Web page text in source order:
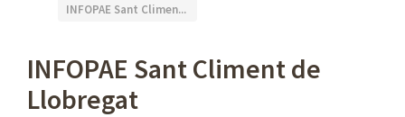
INFOPAE Sant Climen...
INFOPAE Sant Climent de
Llobregat